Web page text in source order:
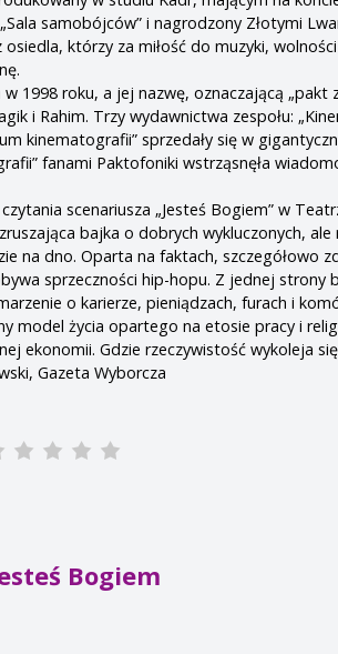
samobójców” i nagrodzony Złotymi
osiedla, którzy za miłość do muzyki,
1998 roku, a jej nazwę, oznaczającą „pakt
i Rahim. Trzy wydawnictwa zespołu:
kinematografii” sprzedały się w
fanami Paktofoniki wstrząsnęła
scenariusza „Jesteś Bogiem” w
bajka o dobrych wykluczonych,
na dno. Oparta na faktach, szczegółowo
sprzeczności hip-hopu. Z jednej strony
o karierze, pieniądzach, furach i
model życia opartego na etosie pracy i
ekonomii. Gdzie rzeczywistość wykoleja
Gazeta Wyborcza
Bogiem